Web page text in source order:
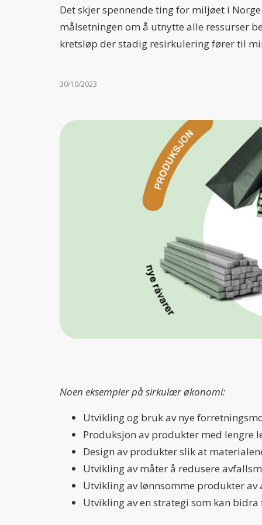
Det skjer spennende ting for miljøet i
målsetningen om å utnytte alle ressurser
kretsløp der stadig resirkulering fører til
30/10/2023
Noen eksempler på sirkulær økonomi:
Utvikling og bruk av nye
Produksjon av produkter med lengre
Design av produkter slik at
Utvikling av måter å redusere
Utvikling av lønnsomme produkter
Utvikling av en strategi som kan